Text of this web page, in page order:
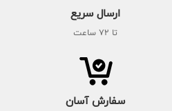
ارسال سریع
تا 72 ساعت
سفارش آسان